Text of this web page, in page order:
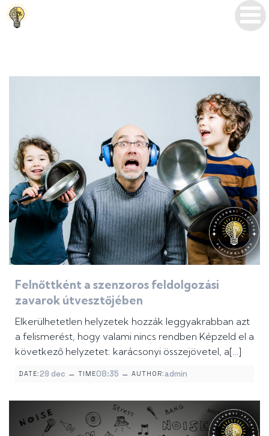
Felnőttként a szenzoros feldolgozási
zavarok útvesztőjében
Elkerülhetetlen helyzetek hozzák leggyakrabban azt
a felismerést, hogy valami nincs rendben Képzeld el a
következő helyzetet: karácsonyi összejövetel, a[…]
DATE:29 dec – TIME08:35 – AUTHOR: admin